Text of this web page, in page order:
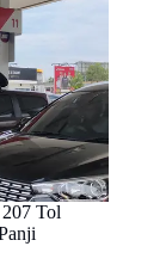
207 Tol